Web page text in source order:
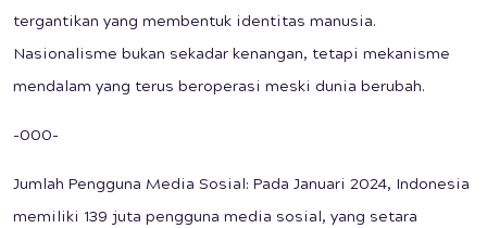
tergantikan yang membentuk identitas manusia.
Nasionalisme bukan sekadar kenangan, tetapi mekanisme
mendalam yang terus beroperasi meski dunia berubah.
-000-
Jumlah Pengguna Media Sosial: Pada Januari 2024, Indonesia
memiliki 139 juta pengguna media sosial, yang setara